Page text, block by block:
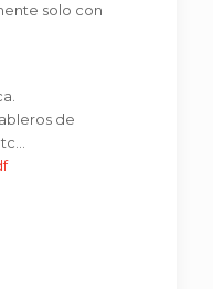
solo con
de